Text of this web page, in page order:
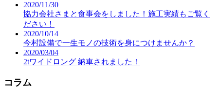
2020/11/30
協力会社さまと食事会をしました！施工実績もご覧く
ださい！
2020/10/14
今村設備で一生モノの技術を身につけませんか？
2020/03/04
2tワイドロング 納車されました！
コラム